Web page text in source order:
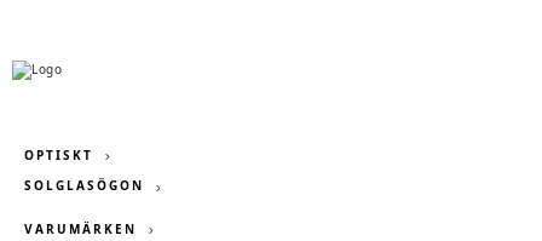
OPTISKT
SOLGLASÖGON
VARUMÄRKEN